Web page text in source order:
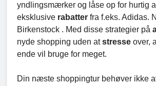
yndlingsmærker og låse op for hurtig
eksklusive rabatter fra f.eks. Adidas.
Birkenstock . Med disse strategier på
nyde shopping uden atstresse over,
ende vil bruge for meget.
Din næste shoppingtur behøver ikke